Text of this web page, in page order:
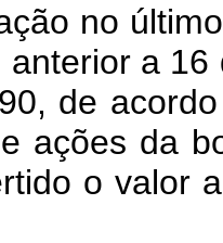
no
anterior a
de
ações da
o valor